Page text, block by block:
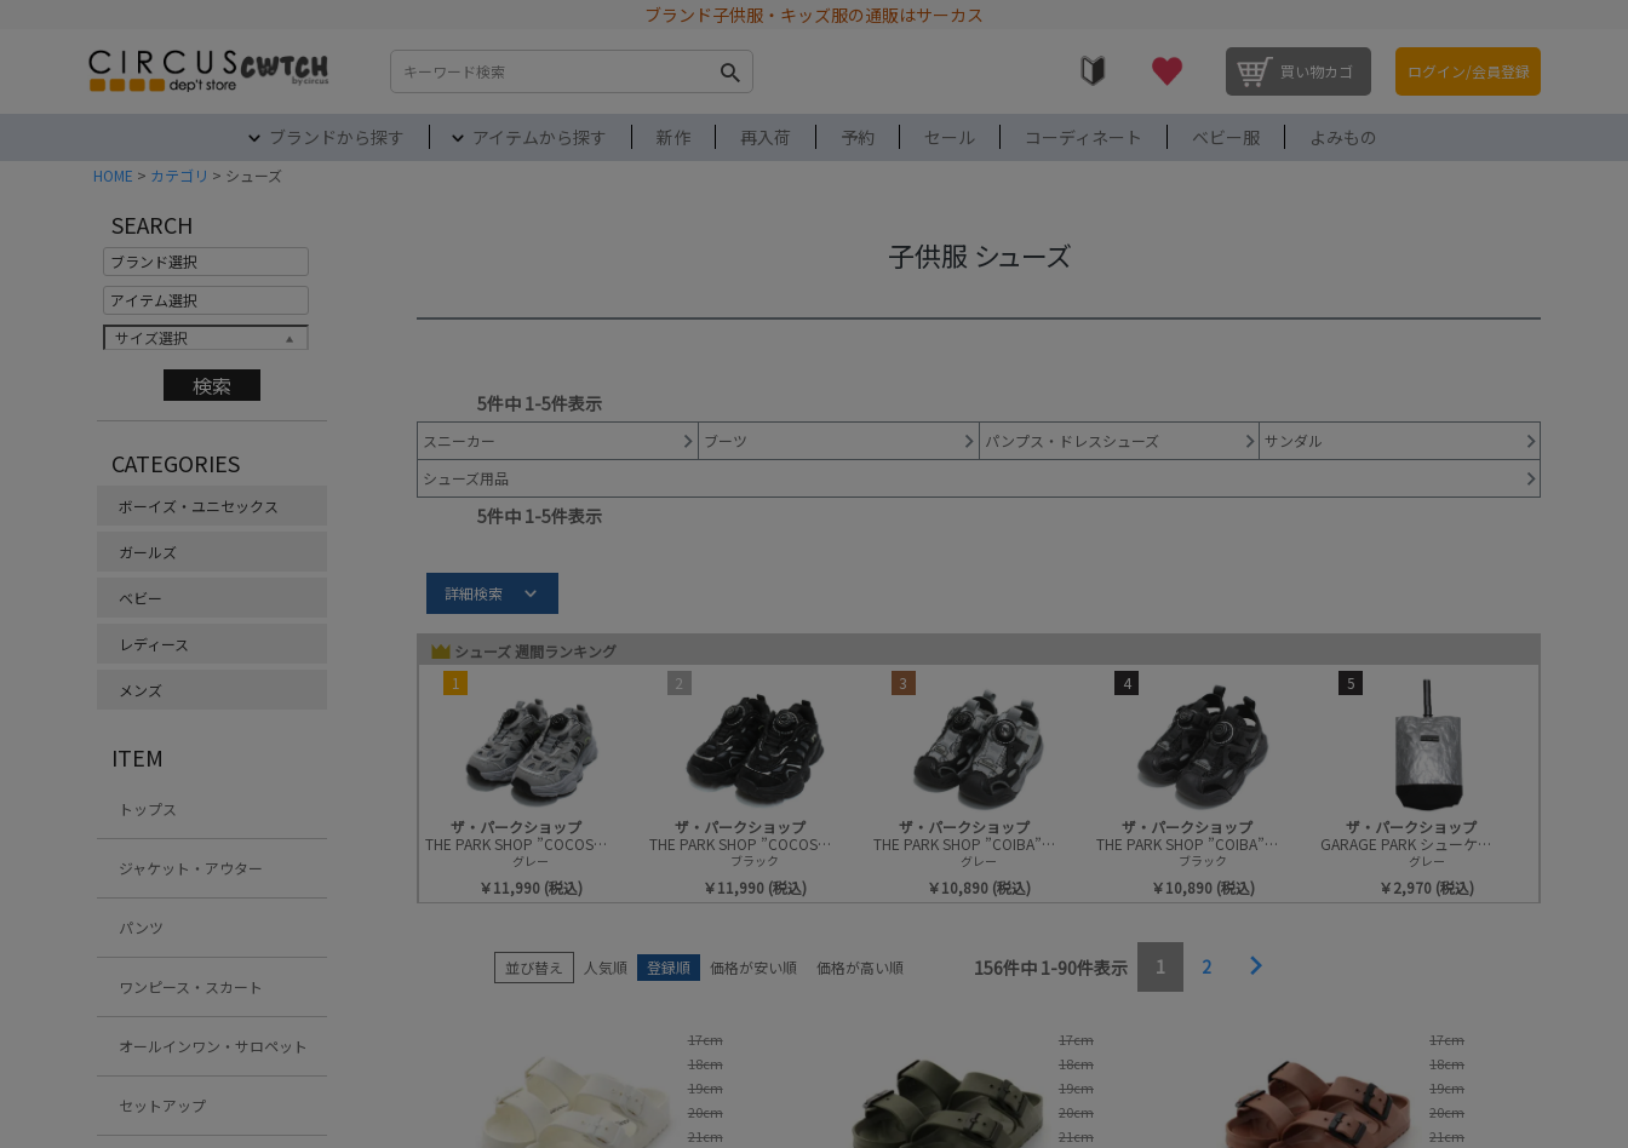
ブランド子供服・キッズ服の通販はサーカス
検索 買い物カゴ ログイン/会員登録
ブランドから探す アイテムから探す 新作 再入荷 予約 セール コーディネート ベビー服 よみもの
HOME カテゴリ シューズ
SEARCH
サイズ選択
CATEGORIES
ボーイズ・ユニセックス
ガールズ
ベビー
レディース
メンズ
ITEM
トップス
ジャケット・アウター
パンツ
ワンピース・スカート
オールインワン・サロペット
セットアップ
子供服 シューズ
5件中 1-5件表示
スニーカー ブーツ パンプス・ドレスシューズ
サンダル
シューズ用品
5件中 1-5件表示
詳細検索
Item Search
性別
販売中／予約受付中 カラー
セール商品 セール率 並び順
シューズ 週間ランキング
1
ザ・パークショップ
THE PARK SHOP ”COCOS” シューズ
グレー
￥11,990 (税込)
2
ザ・パークショップ
THE PARK SHOP ”COCOS” シューズ
ブラック
￥11,990 (税込)
3
ザ・パークショップ
THE PARK SHOP ”COIBA”サンダル
グレー
￥10,890 (税込)
4
ザ・パークショップ
THE PARK SHOP ”COIBA”サンダル
ブラック
￥10,890 (税込)
5
ザ・パークショップ
GARAGE PARK シューケース
グレー
￥2,970 (税込)
並び替え 人気順 登録順 価格が安い順 価格が高い順 156件中 1-90件表示 1 2
17cm
18cm
19cm
20cm
21cm
17cm
18cm
19cm
20cm
21cm
17cm
18cm
19cm
20cm
21cm